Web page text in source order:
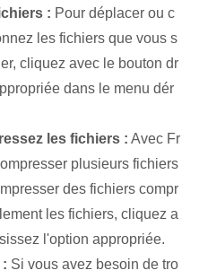
: Pour déplacer ou c
les fichiers que vous s
cliquez avec le bouton dr
dans le menu dér
les fichiers : Avec Fr
plusieurs fichiers
des fichiers compr
les fichiers, cliquez a
l'option appropriée.
Si vous avez besoin de tro